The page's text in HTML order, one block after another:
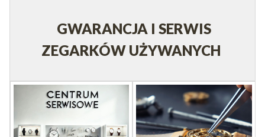
GWARANCJA I SERWIS
ZEGARKÓW UŻYWANYCH